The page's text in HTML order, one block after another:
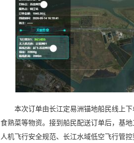
本次订单由长江定易洲锚地船民线上
食熟菜等物资。接到船民配送订单后，基
人机飞行安全规范、长江水域低空飞行管